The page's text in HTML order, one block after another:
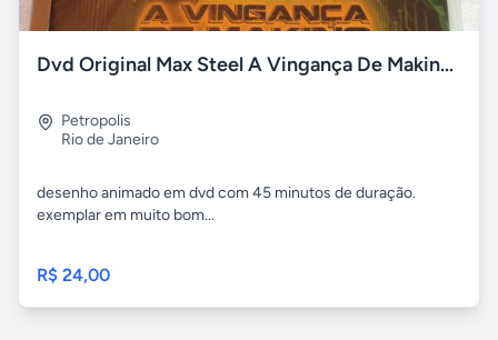
Dvd Original Max Steel A Vingança De Makino - Animação Livre
Petropolis
Rio de Janeiro
desenho animado em dvd com 45 minutos de duração.
exemplar em muito bom...
R$ 24,00